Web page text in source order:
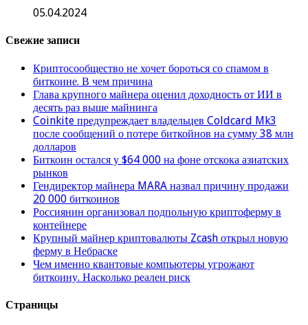
05.04.2024
Свежие записи
Криптосообщество не хочет бороться со спамом в
биткоине. В чем причина
Глава крупного майнера оценил доходность от ИИ в
десять раз выше майнинга
Coinkite предупреждает владельцев Coldcard Mk3
после сообщений о потере биткойнов на сумму 38 млн
долларов
Биткоин остался у $64 000 на фоне отскока азиатских
рынков
Гендиректор майнера MARA назвал причину продажи
20 000 биткоинов
Россиянин организовал подпольную криптоферму в
контейнере
Крупный майнер криптовалюты Zcash открыл новую
ферму в Небраске
Чем именно квантовые компьютеры угрожают
биткоину. Насколько реален риск
Страницы